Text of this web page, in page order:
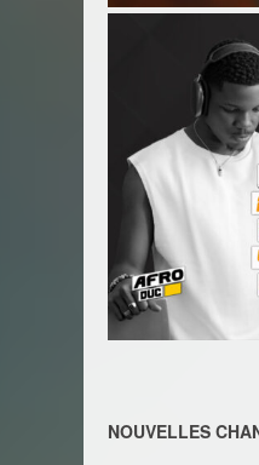
NOUVELLES